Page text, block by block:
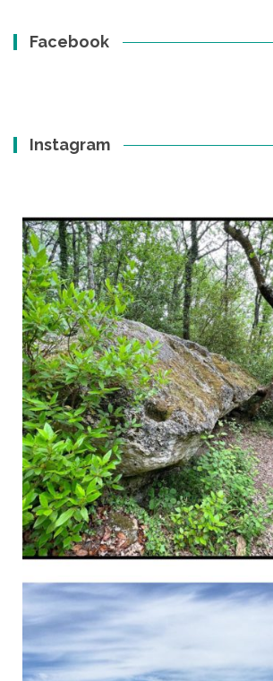
Facebook
Instagram